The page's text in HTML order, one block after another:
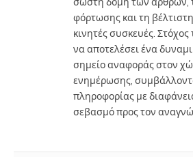
φόρτωσης και τη
κινητές συσκευές. Στόχος
να αποτελέσει ένα
σημείο αναφοράς στον
ενημέρωσης,
πληροφορίας με
σεβασμό προς τον